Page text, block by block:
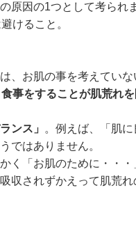
原因の1つとして考られ
けること。
、お肌の事を考えていな
事をすることが肌荒れを
ンス」
。例えば、「肌
ではありません。
く「お肌のために・・
収されずかえって肌荒れ